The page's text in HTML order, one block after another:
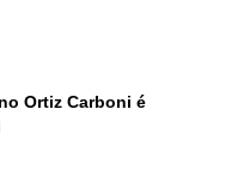
Ortiz Carboni é